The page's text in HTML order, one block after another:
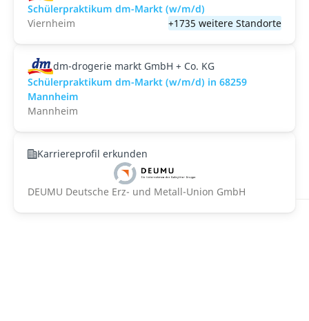
Schülerpraktikum dm-Markt (w/m/d)
Viernheim
+1735 weitere Standorte
dm-drogerie markt GmbH + Co. KG
Schülerpraktikum dm-Markt (w/m/d) in 68259
Mannheim
Mannheim
Karriereprofil erkunden
DEUMU Deutsche Erz- und Metall-Union GmbH